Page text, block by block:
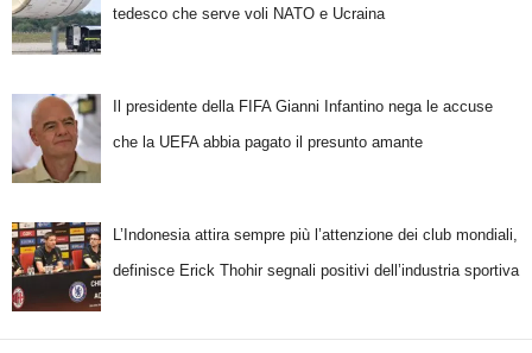
tedesco che serve voli NATO e Ucraina
Il presidente della FIFA Gianni Infantino nega le accuse
che la UEFA abbia pagato il presunto amante
L’Indonesia attira sempre più l’attenzione dei club mondiali,
definisce Erick Thohir segnali positivi dell’industria sportiva